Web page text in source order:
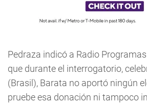
Pedraza indicó a Radio
que durante el interrogatorio,
(Brasil), Barata no aportó ningún
pruebe esa donación ni tampoco